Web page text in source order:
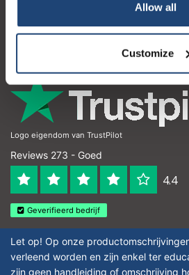
Allow all
Customize
Contactgegevens
Logo eigendom van TrustPilot
Reviews 273 - Goed
4.4
Geverifieerd bedrijf
Let op! Op onze
verleend worden en zijn enkel ter
zijn geen handleiding of omschrijving